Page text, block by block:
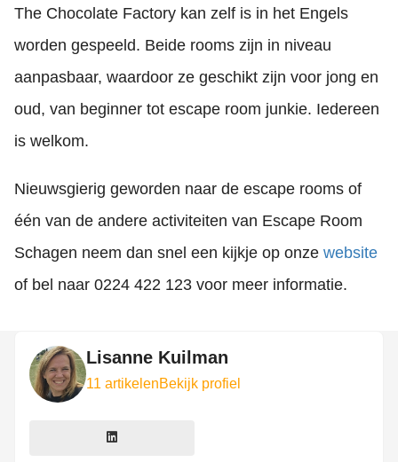
The Chocolate Factory kan zelf is in het Engels
worden gespeeld. Beide rooms zijn in niveau
aanpasbaar, waardoor ze geschikt zijn voor jong en
oud, van beginner tot escape room junkie. Iedereen
is welkom.
Nieuwsgierig geworden naar de escape rooms of
één van de andere activiteiten van Escape Room
Schagen neem dan snel een kijkje op onze website
of bel naar 0224 422 123 voor meer informatie.
Lisanne Kuilman
11 artikelenBekijk profiel